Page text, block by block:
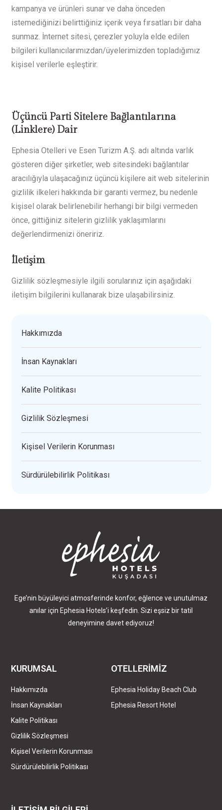
kampanya ve ürünleri sunar ve daha önceden
istemediğinizi belirttiğiniz içerik veya fırsatları bir daha
sunmaz. İnternet sitesi, çerezler yoluyla elde edilen
bilgileri kullanıcılarımızdan/üyelerimizden topladığımız
kişisel verilerle eşleştirir.
Üçüncü Parti Sitelere Bağlantılarına
(Linklere) Dair
Ephesia Otelleri ve Esen Turizm A.Ş. adı altında varlık
gösteren diğer şirketler, web sitesindeki bağlantılar
aracılığıyla ulaşacağınız üçüncü kişilere ait web sitelerinin
gizlilik ilkeleri hakkında bir garanti vermez, bu nedenle
kişisel olarak belirlenebilir herhangi bir bilgi vermeden
önce, gittiğiniz sitelerin gizlilik yaklaşımlarını
değerlendirmenizi öneririz.
İletişim
Gizlilik sözleşmesiyle ilgili sorularınız için aşağıdaki
iletişim bilgilerini kullanarak bize ulaşabilirsiniz.
Hakkımızda
İnsan Kaynakları
Kalite Politikası
Gizlilik Sözleşmesi
Kişisel Verilerin Korunması
Sürdürülebilirlik Politikası
Ege’nin büyüleyici atmosferinde konfor, eğlence ve unutulmaz
anılar için Ephesia Hotels’i keşfedin. Sizi eşsiz bir tatil
deneyimine davet ediyoruz!
KURUMSAL
Hakkımızda
İnsan Kaynakları
Kalite Politikası
Gizlilik Sözleşmesi
Kişisel Verilerin Korunması
Sürdürülebilirlik Politikası
OTELLERİMİZ
Ephesia Holiday Beach Club
Ephesia Resort Hotel